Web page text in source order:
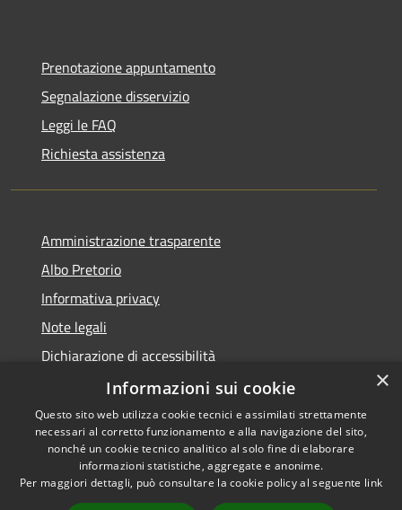
Prenotazione appuntamento
Segnalazione disservizio
Leggi le FAQ
Richiesta assistenza
Amministrazione trasparente
Albo Pretorio
Informativa privacy
Note legali
Dichiarazione di accessibilità
Accessibilità
Privacy
Comune convenzionato
Astigov
Progetto|Convenzione|
×
Informazioni sui cookie
Questo sito web utilizza cookie tecnici e assimilati strettamente
necessari al corretto funzionamento e alla navigazione del sito,
nonché un cookie tecnico analitico al solo fine di elaborare
informazioni statistiche, aggregate e anonime.
Per maggiori dettagli, può consultare la cookie policy al seguente link